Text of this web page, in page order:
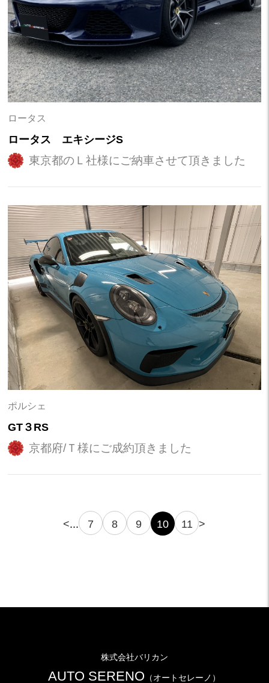
ロータス
ロータス エキシージS
東京都のＬ社様にご納車させて頂きました
ポルシェ
GT３RS
京都府/Ｔ様にご成約頂きました
<... 7 8 9 10 11 >
株式会社バリカン
AUTO SERENO （オートセレーノ）